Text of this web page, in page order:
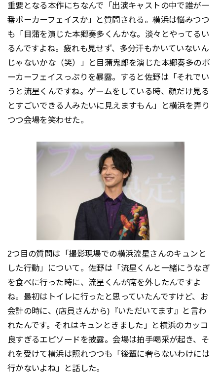
重要となる本作にちなんで「出演キャストの中で誰が一
番ポーカーフェイスか」と質問される。横浜は悩みつつ
も「目蒲を演じた本郷奏多くんかな。淡々とやってるい
るんですよね。疲れも見せず、多分汗もかいていないん
じゃないかな（笑）」と目蒲鬼郎を演じた本郷奏多のポ
ーカーフェイスっぷりを暴露。すると佐野は「それでい
うと流星くんですね。ゲームをしている時、顔だけ見る
とすごいできる人みたいに見えますもん」と横浜を弄り
つつ会場を笑わせた。
2つ目の質問は「撮影現場での横浜流星さんのキュンと
した行動」について。佐野は「流星くんと一緒にうなぎ
を食べに行った時に、流星くんが席を外したんですよ
ね。最初はトイレに行ったと思っていたんですけど、お
会計の時に、(店員さんから)『いただいてます』と言わ
れたんです。それはキュンときました」と横浜のカッコ
良すぎるエピソードを披露。会場は拍手喝采が起き、そ
れを受けて横浜は照れつつも「後輩に奢らないわけには
行かないよね」と話した。